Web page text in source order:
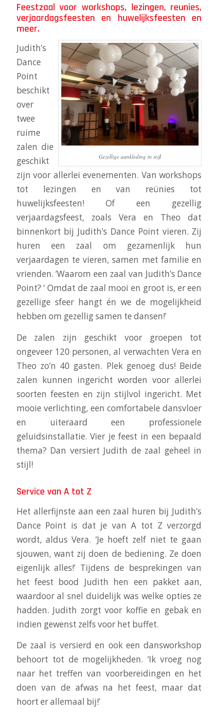
Feestzaal voor workshops, lezingen, reunies,
verjaardagsfeesten en huwelijksfeesten en
meer.
Gezellige aankleding in stijl
Judith’s
Dance
Point
beschikt
over
twee
ruime
zalen die
geschikt
zijn voor allerlei evenementen. Van workshops
tot lezingen en van reünies tot
huwelijksfeesten! Of een gezellig
verjaardagsfeest, zoals Vera en Theo dat
binnenkort bij Judith’s Dance Point vieren. Zij
huren een zaal om gezamenlijk hun
verjaardagen te vieren, samen met familie en
vrienden. ‘Waarom een zaal van Judith’s Dance
Point? ‘ Omdat de zaal mooi en groot is, er een
gezellige sfeer hangt én we de mogelijkheid
hebben om gezellig samen te dansen!’
De zalen zijn geschikt voor groepen tot
ongeveer 120 personen, al verwachten Vera en
Theo zo’n 40 gasten. Plek genoeg dus! Beide
zalen kunnen ingericht worden voor allerlei
soorten feesten en zijn stijlvol ingericht. Met
mooie verlichting, een comfortabele dansvloer
en uiteraard een professionele
geluidsinstallatie. Vier je feest in een bepaald
thema? Dan versiert Judith de zaal geheel in
stijl!
Service van A tot Z
Het allerfijnste aan een zaal huren bij Judith’s
Dance Point is dat je van A tot Z verzorgd
wordt, aldus Vera. ‘Je hoeft zelf niet te gaan
sjouwen, want zij doen de bediening. Ze doen
eigenlijk alles!’ Tijdens de besprekingen van
het feest bood Judith hen een pakket aan,
waardoor al snel duidelijk was welke opties ze
hadden. Judith zorgt voor koffie en gebak en
indien gewenst zelfs voor het buffet.
De zaal is versierd en ook een dansworkshop
behoort tot de mogelijkheden. ‘Ik vroeg nog
naar het treffen van voorbereidingen en het
doen van de afwas na het feest, maar dat
hoort er allemaal bij!’